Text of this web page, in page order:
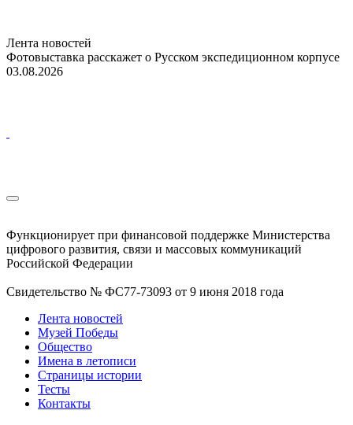
Лента новостей
Фотовыставка расскажет о Русском экспедиционном корпусе
03.08.2026
Функционирует при финансовой поддержке Министерства
цифрового развития, связи и массовых коммуникаций
Российской Федерации
Свидетельство № ФС77-73093 от 9 июня 2018 года
Лента новостей
Музей Победы
Общество
Имена в летописи
Страницы истории
Тесты
Контакты